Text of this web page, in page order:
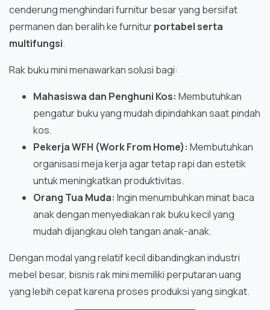
cenderung menghindari furnitur besar yang bersifat
permanen dan beralih ke furniturportabel serta
multifungsi.
Rak buku mini menawarkan solusi bagi:
Mahasiswa dan Penghuni Kos: Membutuhkan
pengatur buku yang mudah dipindahkan saat pindah
kos.
Pekerja WFH (Work From Home): Membutuhkan
organisasi meja kerja agar tetap rapi dan estetik
untuk meningkatkan produktivitas.
Orang Tua Muda: Ingin menumbuhkan minat baca
anak dengan menyediakan rak buku kecil yang
mudah dijangkau oleh tangan anak-anak.
Dengan modal yang relatif kecil dibandingkan industri
mebel besar, bisnis rak mini memiliki perputaran uang
yang lebih cepat karena proses produksi yang singkat.